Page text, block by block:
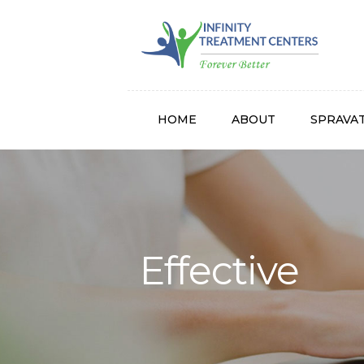
HOME ABOUT
Effective
Infinity